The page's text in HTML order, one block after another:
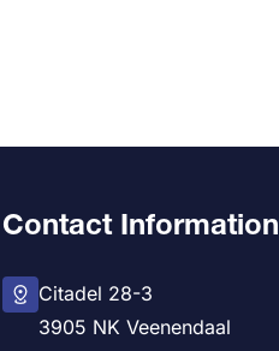
Contact Information
Citadel 28-3
3905 NK Veenendaal